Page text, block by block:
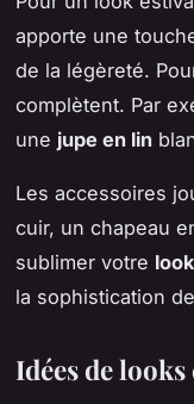
apporte une
de la légèreté.
complètent. Par
une jupe en lin
Les accessoires
cuir, un chapeau
sublimer votre look
la sophistication
Idées de